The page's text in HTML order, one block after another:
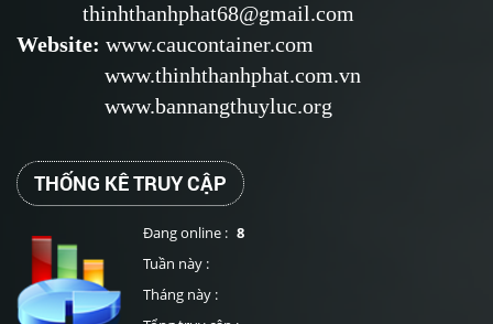
thinhthanhphat68@gmail.com
Website: www.caucontainer.com
www.thinhthanhphat.com.vn
www.bannangthuyluc.org
THỐNG KÊ TRUY CẬP
Đang online : 8
Tuần này :
Tháng này :